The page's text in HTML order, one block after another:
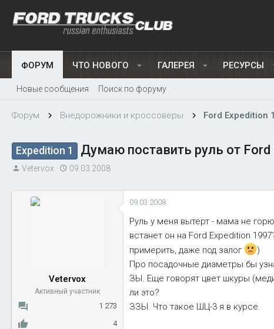
ФОРУМ ЧТО НОВОГО ГАЛЕРЕЯ РЕСУРСЫ
Новые сообщения Поиск по форуму
Форум Внедорожники и кроссоверы Ford Expedition
Expedition 1 Думаю поставить руль от Ford
А
т
Vetervox
Д
т
а
09.03.2008
Vetervox
Активный участник
1 273
4
09.03.2008
Руль у меня вытерт - мама не
встанет он на Ford Expedition
примерить, даже под залог
)
Про посадочные диаметры бы
ЗЫ. Еще говорят цвет шкуры
ли это?
ЗЗЫ. Что такое ШЦ-3 я в курсе.